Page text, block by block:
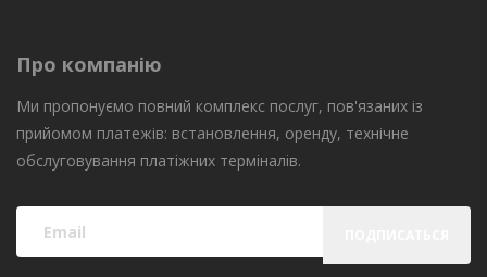
Про компанію
Ми пропонуємо повний комплекс послуг, пов'язаних із
прийомом платежів: встановлення, оренду, технічне
обслуговування платіжних терміналів.